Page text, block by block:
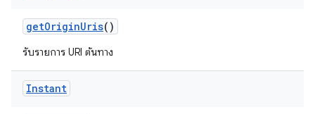
getOriginUris()
รับรายการ URI ต้นทาง
Instant